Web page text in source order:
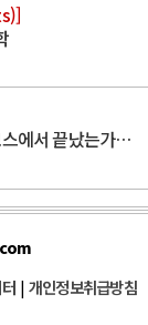
스에서 끝났는가…
| 개인정보취급방침